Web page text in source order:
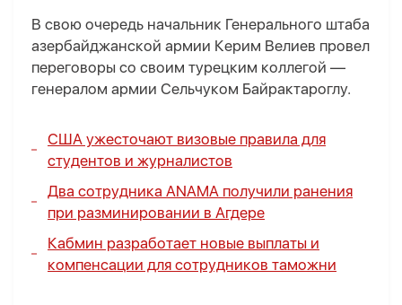
В свою очередь начальник Генерального штаба
азербайджанской армии Керим Велиев провел
переговоры со своим турецким коллегой —
генералом армии Сельчуком Байрактароглу.
США ужесточают визовые правила для
студентов и журналистов
Два сотрудника ANAMA получили ранения
при разминировании в Агдере
Кабмин разработает новые выплаты и
компенсации для сотрудников таможни